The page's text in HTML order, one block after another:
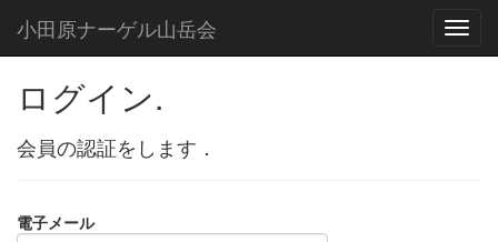
小田原ナーゲル山岳会
ログイン.
会員の認証をします．
電子メール